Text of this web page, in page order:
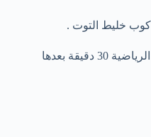
: ممارسة لتمارين الرياضية 30 دقيقة بعدها